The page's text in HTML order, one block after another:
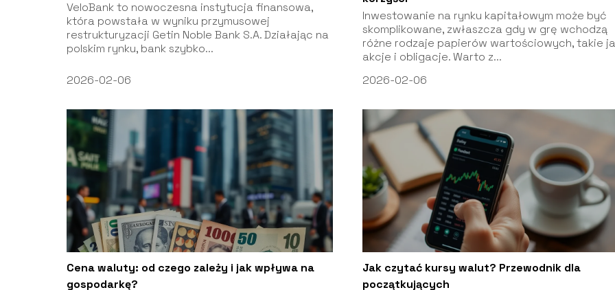
VeloBank to nowoczesna instytucja finansowa,
która powstała w wyniku przymusowej
restrukturyzacji Getin Noble Bank S.A. Działając na
polskim rynku, bank szybko...
2026-02-06
Inwestowanie na rynku kapitałowym może być
skomplikowane, zwłaszcza gdy w grę wchodzą
różne rodzaje papierów wartościowych, takie
akcje i obligacje. Warto z...
2026-02-06
Cena waluty: od czego zależy i jak wpływa na
gospodarkę?
Jak czytać kursy walut? Przewodnik dla
początkujących